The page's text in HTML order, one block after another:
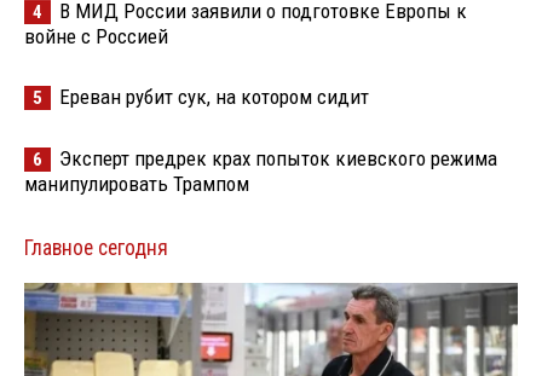
4
В МИД России заявили о подготовке Европы к
войне с Россией
5 Ереван рубит сук, на котором сидит
6
Эксперт предрек крах попыток киевского режима
манипулировать Трампом
Главное сегодня